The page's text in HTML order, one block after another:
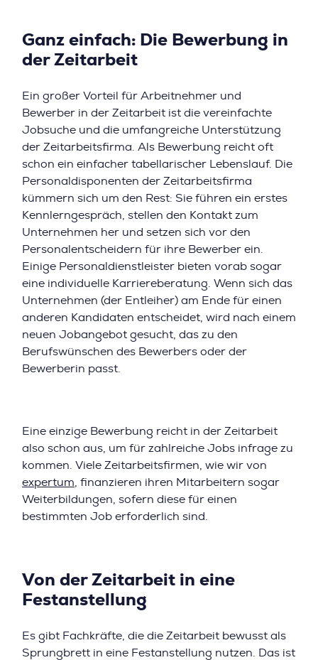
Ganz einfach: Die Bewerbung in
der Zeitarbeit
Ein großer Vorteil für Arbeitnehmer und
Bewerber in der Zeitarbeit ist die vereinfachte
Jobsuche und die umfangreiche Unterstützung
der Zeitarbeitsfirma. Als Bewerbung reicht oft
schon ein einfacher tabellarischer Lebenslauf. Die
Personaldisponenten der Zeitarbeitsfirma
kümmern sich um den Rest: Sie führen ein erstes
Kennlerngespräch, stellen den Kontakt zum
Unternehmen her und setzen sich vor den
Personalentscheidern für ihre Bewerber ein.
Einige Personaldienstleister bieten vorab sogar
eine individuelle Karriereberatung. Wenn sich das
Unternehmen (der Entleiher) am Ende für einen
anderen Kandidaten entscheidet, wird nach einem
neuen Jobangebot gesucht, das zu den
Berufswünschen des Bewerbers oder der
Bewerberin passt.
Eine einzige Bewerbung reicht in der Zeitarbeit
also schon aus, um für zahlreiche Jobs infrage zu
kommen. Viele Zeitarbeitsfirmen, wie wir von
expertum , finanzieren ihren Mitarbeitern sogar
Weiterbildungen, sofern diese für einen
bestimmten Job erforderlich sind.
Von der Zeitarbeit in eine
Festanstellung
Es gibt Fachkräfte, die die Zeitarbeit bewusst als
Sprungbrett in eine Festanstellung nutzen. Das ist